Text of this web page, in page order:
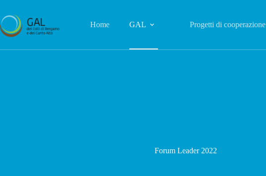
contenuto
Home GAL Progetti di cooperazione
Forum Leader 2022